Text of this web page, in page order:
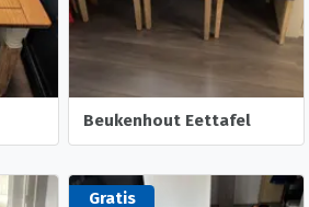
Beukenhout Eettafel
Gratis